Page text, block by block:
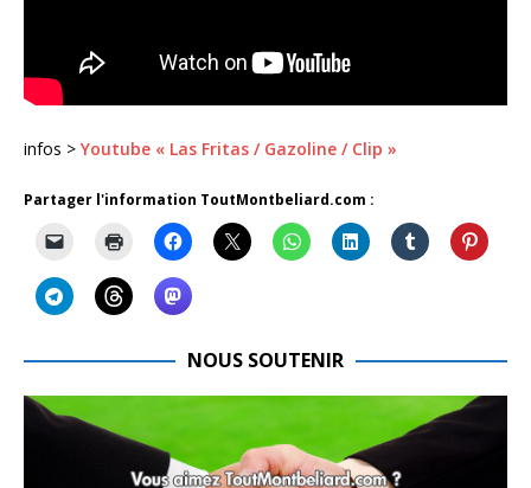
infos > Youtube « Las Fritas / Gazoline / Clip »
Partager l'information ToutMontbeliard.com :
NOUS SOUTENIR